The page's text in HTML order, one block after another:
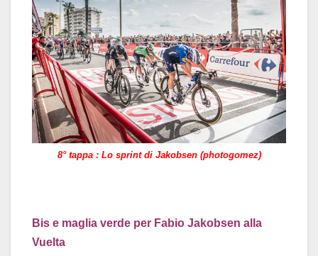
8° tappa : Lo sprint di Jakobsen (photogomez)
Bis e maglia verde per Fabio Jakobsen alla
Vuelta